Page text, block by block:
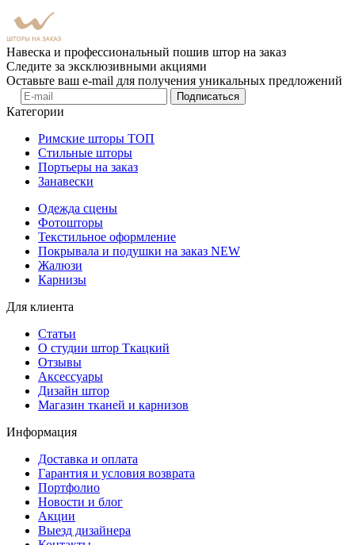
Навеска и профессиональный пошив штор на заказ
Следите за эксклюзивными акциями
Оставьте ваш e-mail для получения уникальных предложений
Подписаться
Категории
Римские шторы ТОП
Стильные шторы
Портьеры на заказ
Занавески
Одежда сцены
Фотошторы
Текстильное оформление
Покрывала и подушки на заказ NEW
Жалюзи
Карнизы
Для клиента
Статьи
О студии штор Ткацкий
Отзывы
Аксессуары
Дизайн штор
Магазин тканей и карнизов
Информация
Доставка и оплата
Гарантия и условия возврата
Портфолио
Новости и блог
Акции
Выезд дизайнера